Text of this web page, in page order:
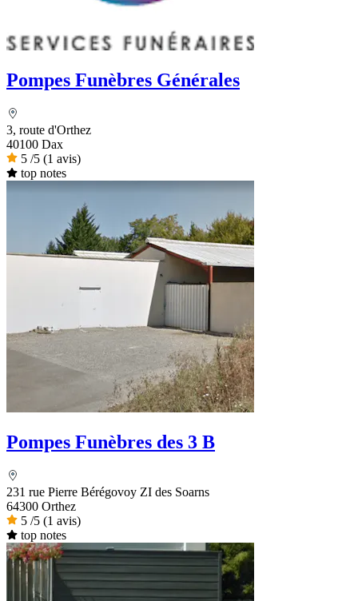
Pompes Funèbres Générales
3, route d'Orthez
40100 Dax
5 /5 (1 avis)
top notes
Pompes Funèbres des 3 B
231 rue Pierre Bérégovoy ZI des Soarns
64300 Orthez
5 /5 (1 avis)
top notes